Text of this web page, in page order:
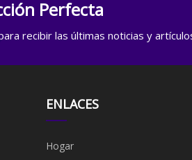
Perfecta
recibir las últimas noticias y
ENLACES
Hogar